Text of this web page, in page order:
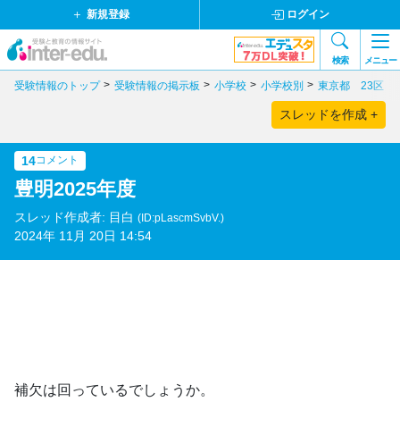
新規登録 ログイン
検索 メニュー
受験情報のトップ 受験情報の掲示板 小学校 小学校別 東京都 23区
スレッドを作成 +
14コメント
豊明2025年度
スレッド作成者: 目白 (ID:pLascmSvbV.)
2024年 11月 20日 14:54
補欠は回っているでしょうか。